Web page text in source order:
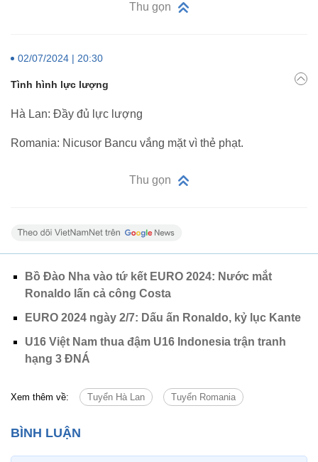
Thu gọn
02/07/2024 | 20:30
Tình hình lực lượng
Hà Lan: Đầy đủ lực lượng
Romania: Nicusor Bancu vắng mặt vì thẻ phạt.
Thu gọn
Bồ Đào Nha vào tứ kết EURO 2024: Nước mắt
Ronaldo lấn cả công Costa
EURO 2024 ngày 2/7: Dấu ấn Ronaldo, kỷ lục Kante
U16 Việt Nam thua đậm U16 Indonesia trận tranh
hạng 3 ĐNÁ
Xem thêm về: Tuyển Hà Lan Tuyển Romania